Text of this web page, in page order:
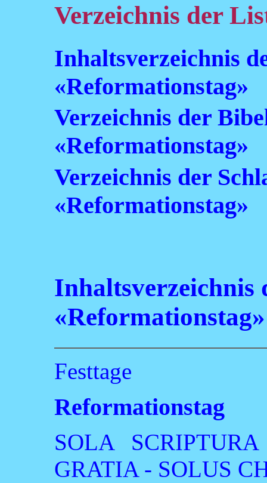
Verzeichnis der
Inhaltsverzeichnis
«Reformationstag»
Verzeichnis der
«Reformationstag»
Verzeichnis der
«Reformationstag»
Inhaltsverzeichnis
«Reformationstag»
Festtage
Reformationstag
SOLA
GRATIA - SOLUS